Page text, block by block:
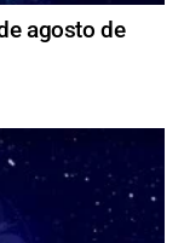
agosto de